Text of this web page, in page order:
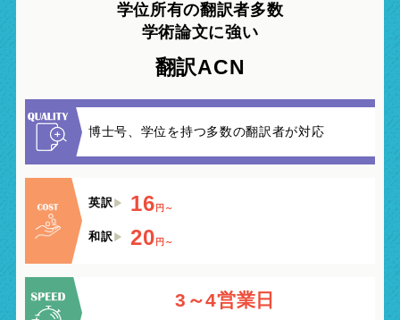
学位所有の翻訳者多数
学術論文に強い
翻訳ACN
博士号、学位を持つ多数の翻訳者が対応
英訳 16 円～
和訳 20 円～
3～4営業日